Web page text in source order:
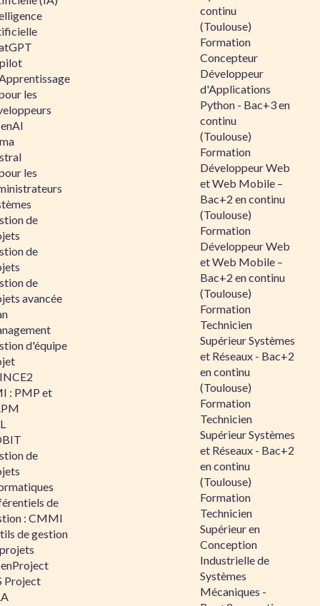
les
les
de
de
de
avancée
d'équipe
: PMP et
de
de
: CMMI
de gestion
Project
continu
(Toulouse)
Formation
Concepteur
Développeur
d'Applications
Python - Bac+3 en
continu
(Toulouse)
Formation
Développeur Web
et Web Mobile –
Bac+2 en continu
(Toulouse)
Formation
Développeur Web
et Web Mobile –
Bac+2 en continu
(Toulouse)
Formation
Technicien
Supérieur Systèmes
et Réseaux - Bac+2
en continu
(Toulouse)
Formation
Technicien
Supérieur Systèmes
et Réseaux - Bac+2
en continu
(Toulouse)
Formation
Technicien
Supérieur en
Conception
Industrielle de
Systèmes
Mécaniques -